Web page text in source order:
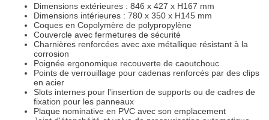
Dimensions extérieures : 846 x 427 x H167 mm
Dimensions intérieures : 780 x 350 x H145 mm
Coques en Copolymère de polypropylène
Couvercle avec fermetures de sécurité
Charnières renforcées avec axe métallique résistant à la
corrosion
Poignée ergonomique recouverte de caoutchouc
Points de verrouillage pour cadenas renforcés par des clips
en acier
Slots internes pour l'insertion de supports ou de cadres de
fixation pour les panneaux
Plaque nominative en PVC avec son emplacement